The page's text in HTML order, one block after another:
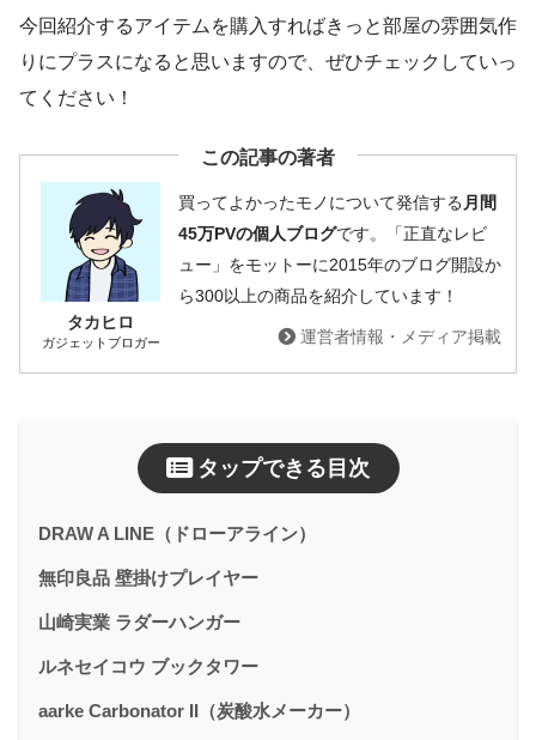
今回紹介するアイテムを購入すればきっと部屋の雰囲気作
りにプラスになると思いますので、ぜひチェックしていっ
てください！
この記事の著者
タカヒロ
ガジェットブロガー
買ってよかったモノについて発信する 月間
45万PVの個人ブログです。「正直なレビ
ュー」をモットーに2015年のブログ開設か
ら300以上の商品を紹介しています！
運営者情報・メディア掲載
タップできる目次
DRAW A LINE（ドローアライン）
無印良品 壁掛けプレイヤー
山崎実業 ラダーハンガー
ルネセイコウ ブックタワー
aarke Carbonator II（炭酸水メーカー）